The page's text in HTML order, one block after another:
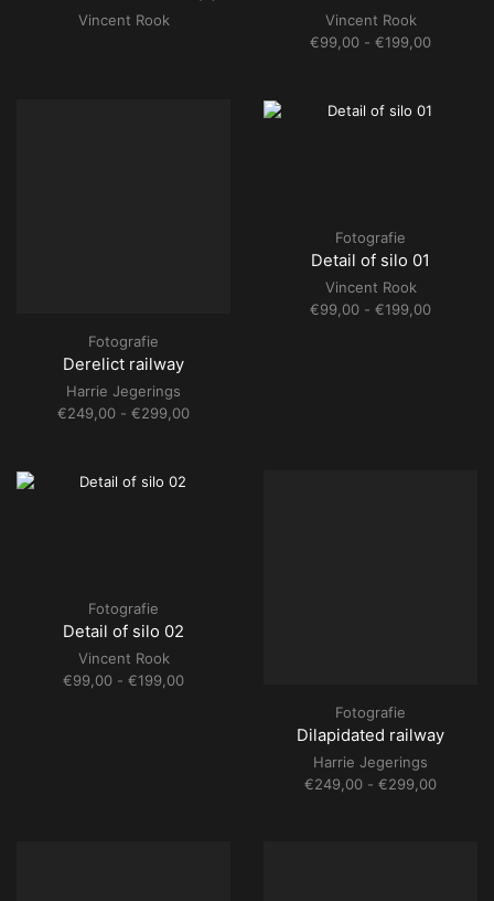
Vincent Rook
Vincent Rook
€99,00 - €199,00
€199,00
Fotografie
Derelict railway
Harrie Jegerings
€249,00 - €299,00Prijsklasse:
Fotografie
Detail of silo 01
Vincent Rook
€99,00 - €199,00
Fotografie
Detail of silo 02
Vincent Rook
€99,00 - €199,00Prijsklasse:
Fotografie
Dilapidated railway
Harrie Jegerings
€249,00 - €299,00